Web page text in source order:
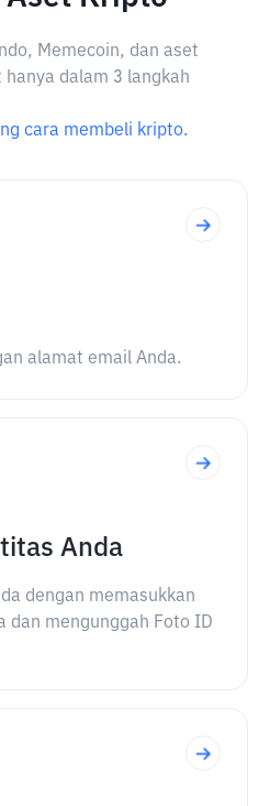
Memecoin, dan aset
dalam 3 langkah
cara membeli kripto.
alamat email Anda.
Anda
dengan memasukkan
dan mengunggah Foto ID